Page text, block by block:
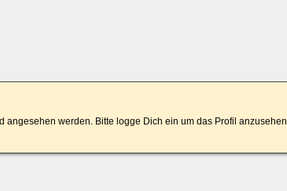
angesehen werden. Bitte logge Dich ein um das Profil